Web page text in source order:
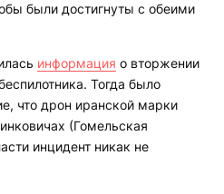
были достигнуты с обеими
информация о вторжении
Тогда было
что дрон иранской марки
(Гомельская
инцидент никак не